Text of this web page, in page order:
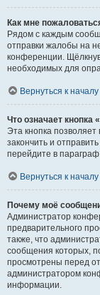
Как мне
Рядом с каждым
отправки жалобы на
конференции.
необходимых для
Вернуться к началу
Что означает кнопка
Эта кнопка
закончить и
перейдите в
Вернуться к началу
Почему моё
Администратор
предварительного
также, что
сообщения которых,
просмотрены перед
администратором
информации.